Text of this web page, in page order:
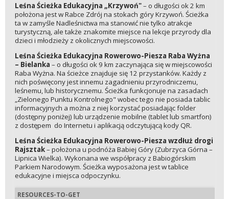
Leśna Ścieżka Edukacyjna „Krzywoń"– o długości ok 2 km
położona jest w Rabce Zdrój na stokach góry Krzywoń. Ścieżka
ta w zamyśle Nadleśnictwa ma stanowić nie tylko atrakcje
turystyczną, ale także znakomite miejsce na lekcje przyrody dla
dzieci i młodzieży z okolicznych miejscowości.
Leśna Ścieżka Edukacyjna Rowerowo-Piesza Raba Wyżna
– Bielanka – o długości ok 9 km zaczynająca się w miejscowości
Raba Wyżna. Na ścieżce znajduje się 12 przystanków. Każdy z
nich poświęcony jest innemu zagadnieniu przyrodniczemu,
leśnemu, lub historycznemu. Ścieżka funkcjonuje na zasadach
„Zielonego Punktu Kontrolnego" wobec tego nie posiada tablic
informacyjnych a można z niej korzystać posiadając folder
(dostępny poniżej) lub urządzenie mobilne (tablet lub smartfon)
z dostępem do Internetu i aplikacją odczytującą kody QR.
Leśna Ścieżka Edukacyjna Rowerowo-Piesza wzdłuż drogi
Rajsztak– położona u podnóża Babiej Góry (Zubrzyca Górna –
Lipnica Wielka). Wykonana we współpracy z Babiogórskim
Parkiem Narodowym. Ścieżka wyposażona jest w tablice
edukacyjne i miejsca odpoczynku.
RESOURCES-TO-GET